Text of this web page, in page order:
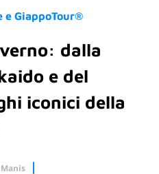
e GiappoTour®
dalla
e del
iconici della